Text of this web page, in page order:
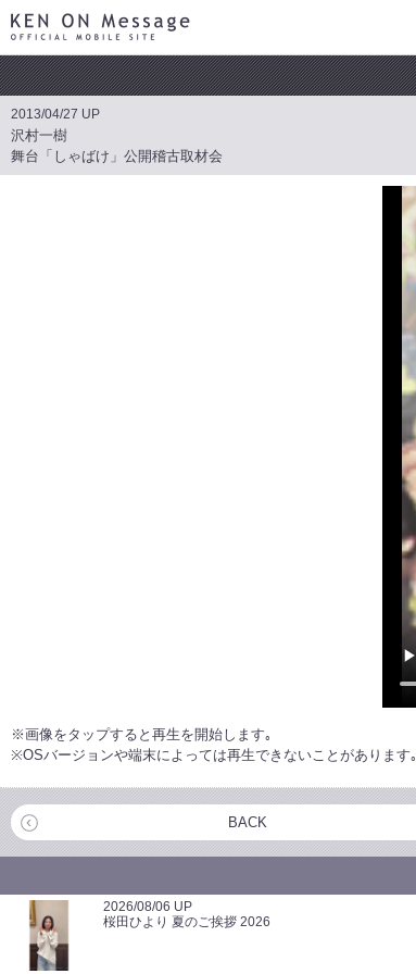
2013/04/27 UP
沢村一樹
舞台「しゃばけ」公開稽古取材会
※画像をタップすると再生を開始します｡
※OSバージョンや端末によっては再生できないことがあります｡
BACK
2026/08/06 UP
桜田ひより 夏のご挨拶 2026